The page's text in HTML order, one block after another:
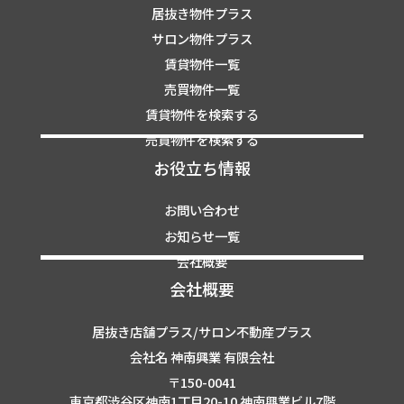
居抜き物件プラス
サロン物件プラス
賃貸物件一覧
売買物件一覧
賃貸物件を検索する
売買物件を検索する
お役立ち情報
お問い合わせ
お知らせ一覧
会社概要
会社概要
居抜き店舗プラス/サロン不動産プラス
会社名 神南興業 有限会社
〒150-0041